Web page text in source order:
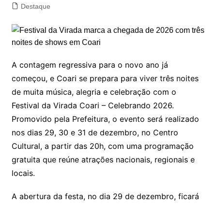
Destaque
A contagem regressiva para o novo ano já
começou, e Coari se prepara para viver três noites
de muita música, alegria e celebração com o
Festival da Virada Coari – Celebrando 2026.
Promovido pela Prefeitura, o evento será realizado
nos dias 29, 30 e 31 de dezembro, no Centro
Cultural, a partir das 20h, com uma programação
gratuita que reúne atrações nacionais, regionais e
locais.
A abertura da festa, no dia 29 de dezembro, ficará